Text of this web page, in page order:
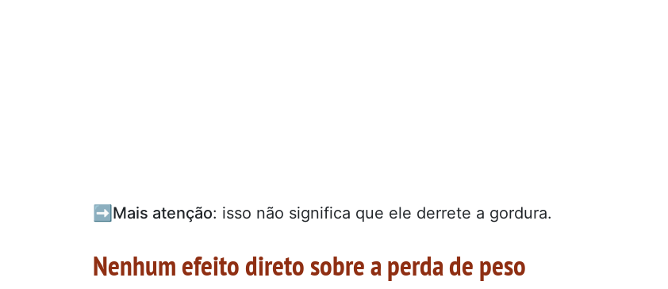
➡️Mais atenção: isso não significa que ele derrete a gordura.
Nenhum efeito direto sobre a perda de peso